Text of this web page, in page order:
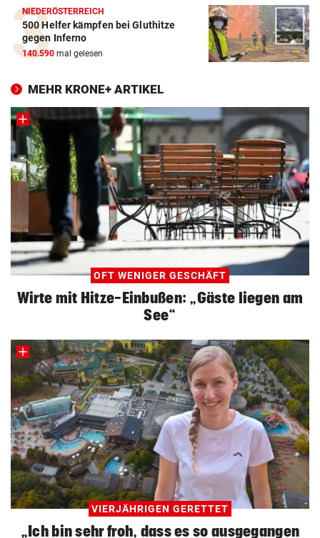
NIEDERÖSTERREICH
500 Helfer kämpfen bei Gluthitze
gegen Inferno
140.590 mal gelesen
MEHR KRONE+ ARTIKEL
OFT WENIGER GESCHÄFT
Wirte mit Hitze-Einbußen: „Gäste liegen am
See“
VIERJÄHRIGEN GERETTET
„Ich bin sehr froh, dass es so ausgegangen